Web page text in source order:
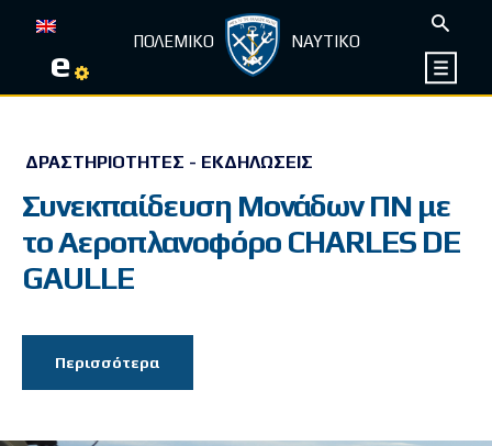
e ΠΟΛΕΜΙΚΟ ΝΑΥΤΙΚΟ
ΔΡΑΣΤΗΡΙΌΤΗΤΕΣ - ΕΚΔΗΛΏΣΕΙΣ
Συνεκπαίδευση Μονάδων ΠΝ με
το Αεροπλανοφόρο CHARLES DE
GAULLE
Περισσότερα